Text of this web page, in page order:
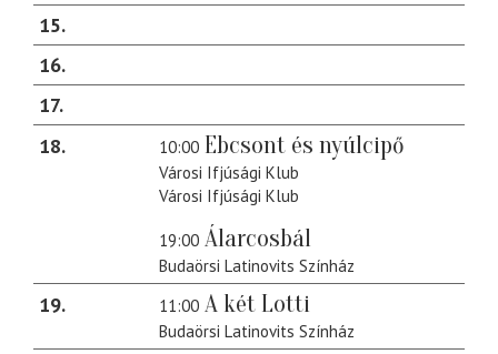
15
16
17
18
10:00 Ebcsont és nyúlcipő
Városi Ifjúsági Klub
Városi Ifjúsági Klub
19:00 Álarcosbál
Budaörsi Latinovits Színház
19 11:00 A két Lotti
Budaörsi Latinovits Színház